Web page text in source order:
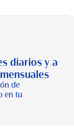
diarios y a
de
en tu